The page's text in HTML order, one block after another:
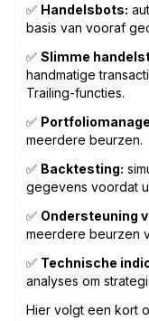
✅ Handelsbots:
basis van vooraf
✅ Slimme
handmatige
Trailing-functies.
✅
meerdere beurzen.
✅ Backtesting:
gegevens voordat
✅ Ondersteuning
meerdere beurzen
✅ Technische
analyses om
Hier volgt een kort